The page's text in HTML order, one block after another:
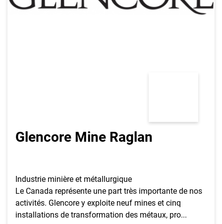
Inscrivez-vous à l'infolettre
Glencore Mine Raglan
Industrie minière et métallurgique
Le Canada représente une part très importante de nos
activités. Glencore y exploite neuf mines et cinq
installations de transformation des métaux, pro...